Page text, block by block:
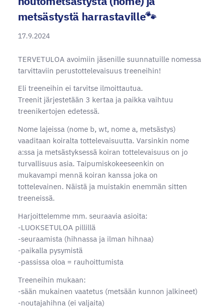
metsästystä harrastaville🐾
17.9.2024
TERVETULOA avoimiin jäsenille suunnatuille nomessa
tarvittaviin perustottelevaisuus treeneihin!
Eli treeneihin ei tarvitse ilmoittautua.
Treenit järjestetään 3 kertaa ja paikka vaihtuu
treenikertojen edetessä.
Nome lajeissa (nome b, wt, nome a, metsästys)
vaaditaan koiralta tottelevaisuutta. Varsinkin nome
a:ssa ja metsästyksessä koiran tottelevaisuus on jo
turvallisuus asia. Taipumiskokeeseenkin on
mukavampi mennä koiran kanssa joka on
tottelevainen. Näistä ja muistakin enemmän sitten
treeneissä.
Harjoittelemme mm. seuraavia asioita:
-LUOKSETULOA pillillä
-seuraamista (hihnassa ja ilman hihnaa)
-paikalla pysymistä
-passissa oloa = rauhoittumista
Treeneihin mukaan:
-sään mukainen vaatetus (metsään kunnon jalkineet)
-noutajahihna (ei valjaita)